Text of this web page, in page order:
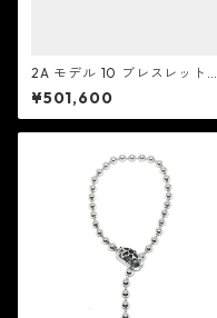
2A モデル 10 ブレスレット：
Good Art HLYWD グッド ア
ート ハリウッド
¥501,600